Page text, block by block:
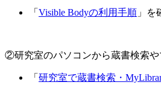
「 Visible Bodyの利用手順 」を
②研究室のパソコンから蔵書検索や
「 研究室で蔵書検索・